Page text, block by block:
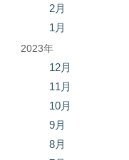
2月
1月
2023年
12月
11月
10月
9月
8月